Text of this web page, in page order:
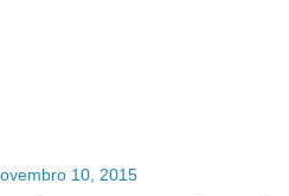
10, 2015